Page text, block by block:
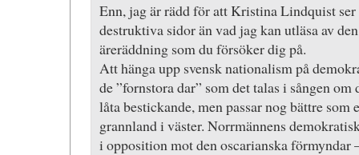
Enn, jag är rädd för att Kristina Lindquist
destruktiva sidor än vad jag kan utläsa av
äreräddning som du försöker dig på.
Att hänga upp svensk nationalism på
de ”fornstora dar” som det talas i sången
låta bestickande, men passar nog bättre
grannland i väster. Norrmännens
i opposition mot den oscarianska förmyndar